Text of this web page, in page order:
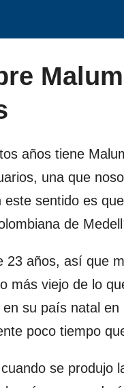
años tiene
una que
sentido es
de
23 años, así que
más viejo de lo
su país natal en
poco tiempo
se produjo